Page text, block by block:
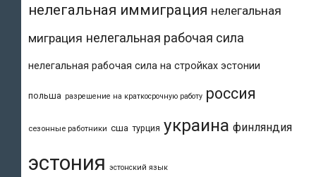
нелегальная иммиграция нелегальная
миграция нелегальная рабочая сила
нелегальная рабочая сила на стройках эстонии
польша разрешение на краткосрочную работу россия
сезонные работники сша турция украина финляндия
эстония эстонский язык